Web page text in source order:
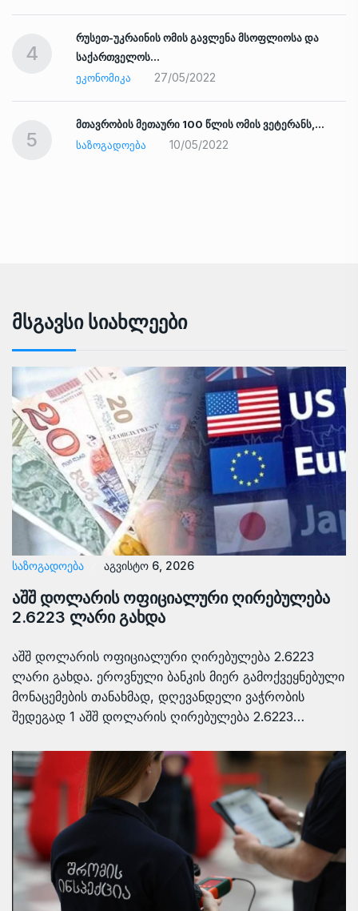
4
რუსეთ-უკრაინის ომის გავლენა მსოფლიოსა და
საქართველოს…
ᲔᲙᲝᲜᲝᲛᲘᲙᲐ
27/05/2022
5
მთავრობის მეთაური 100 წლის ომის ვეტერანს,…
ᲡᲐᲖᲝᲒᲐᲓᲝᲔᲑᲐ
10/05/2022
Მსგავსი Სიახლეები
ᲡᲐᲖᲝᲒᲐᲓᲝᲔᲑᲐ აგვისტო 6, 2026
აშშ დოლარის ოფიციალური ღირებულება
2.6223 ლარი გახდა
აშშ დოლარის ოფიციალური ღირებულება 2.6223
ლარი გახდა. ეროვნული ბანკის მიერ გამოქვეყნებული
მონაცემების თანახმად, დღევანდელი ვაჭრობის
შედეგად 1 აშშ დოლარის ღირებულება 2.6223…